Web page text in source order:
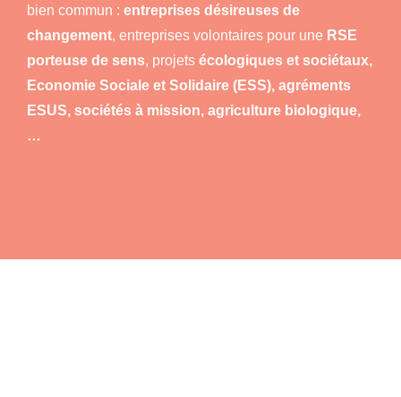
bien commun : entreprises désireuses de
changement, entreprises volontaires pour une RSE
porteuse de sens, projets écologiques et sociétaux,
Economie Sociale et Solidaire (ESS), agréments
ESUS, sociétés à mission, agriculture biologique,
…